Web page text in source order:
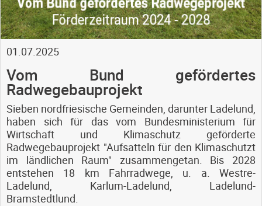
01.07.2025
Vom Bund gefördertes
Radwegebauprojekt
Sieben nordfriesische Gemeinden, darunter Ladelund,
haben sich für das vom Bundesministerium für
Wirtschaft und Klimaschutz geförderte
Radwegebauprojekt "Aufsatteln für den Klimaschutzt
im ländlichen Raum" zusammengetan. Bis 2028
entstehen 18 km Fahrradwege, u. a. Westre-
Ladelund, Karlum-Ladelund, Ladelund-
Bramstedtlund.